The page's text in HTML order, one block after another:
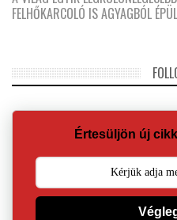
FELHŐKARCOLÓ IS AGYAGBÓL
Értesüljön új